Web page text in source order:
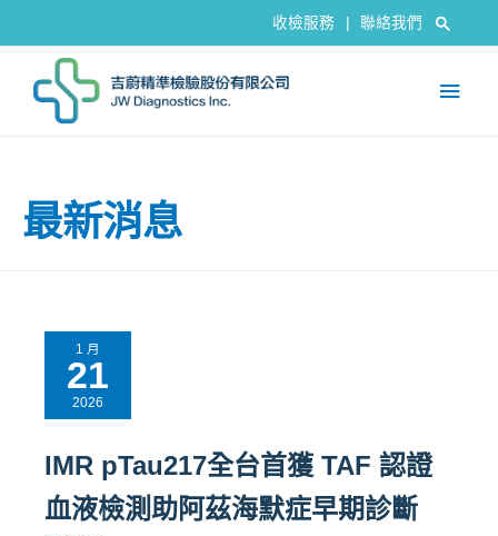
收檢服務 聯絡我們
最新消息
1 月
21
2026
IMR pTau217全台首獲 TAF 認證
血液檢測助阿茲海默症早期診斷